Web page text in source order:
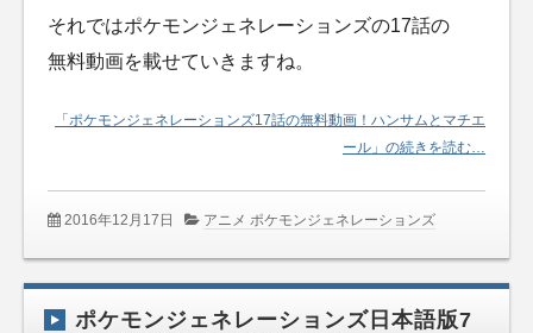
それではポケモンジェネレーションズの17話の
無料動画を載せていきますね。
「ポケモンジェネレーションズ17話の無料動画！ハンサムとマチエ
ール」の続きを読む…
2016年12月17日 アニメ ポケモンジェネレーションズ
ポケモンジェネレーションズ日本語版7